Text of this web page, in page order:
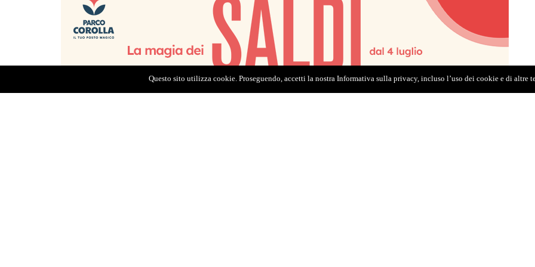
Questo sito utilizza cookie. Proseguendo, accetti la nostra Informativa sulla privacy, incluso l’uso dei cookie e di altre